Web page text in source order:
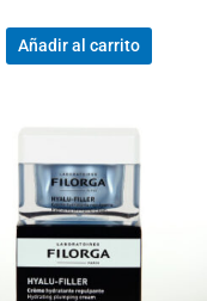
Añadir al carrito